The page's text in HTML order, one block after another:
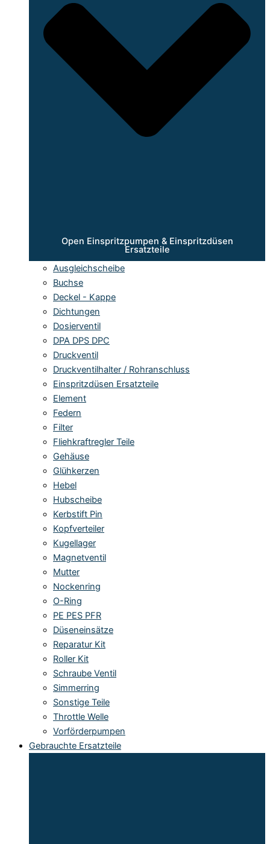
Open Einspritzpumpen & Einspritzdüsen
Ersatzteile
Ausgleichscheibe
Buchse
Deckel - Kappe
Dichtungen
Dosierventil
DPA DPS DPC
Druckventil
Druckventilhalter / Rohranschluss
Einspritzdüsen Ersatzteile
Element
Federn
Filter
Fliehkraftregler Teile
Gehäuse
Glühkerzen
Hebel
Hubscheibe
Kerbstift Pin
Kopfverteiler
Kugellager
Magnetventil
Mutter
Nockenring
O-Ring
PE PES PFR
Düseneinsätze
Reparatur Kit
Roller Kit
Schraube Ventil
Simmerring
Sonstige Teile
Throttle Welle
Vorförderpumpen
Gebrauchte Ersatzteile